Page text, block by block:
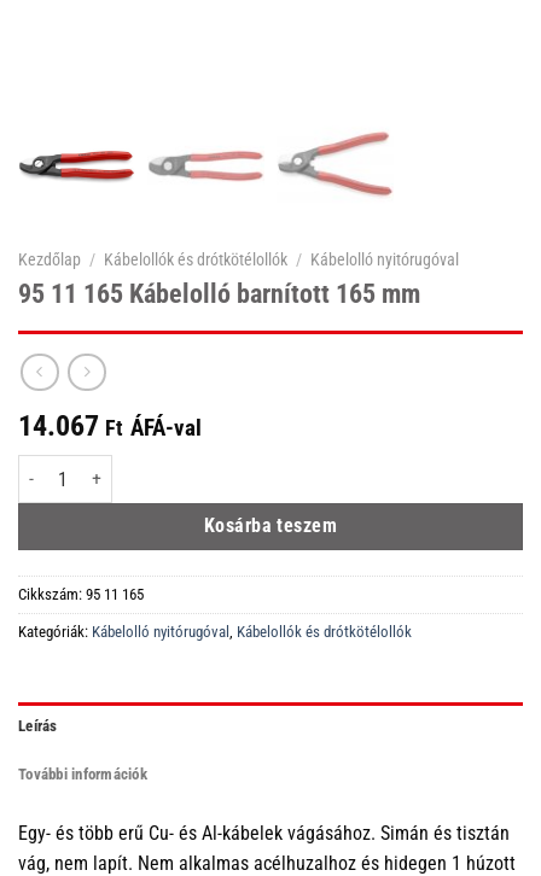
Kezdőlap / Kábelollók és drótkötélollók / Kábelolló nyitórugóval
95 11 165 Kábelolló barnított 165 mm
14.067 Ft ÁFÁ-val
95 11 165 Kábelolló barnított 165 mm mennyiség
Kosárba teszem
Cikkszám: 95 11 165
Kategóriák: Kábelolló nyitórugóval Kábelollók és drótkötélollók
Leírás
További információk
Egy- és több erű Cu- és Al-kábelek vágásához. Simán és tisztán
vág, nem lapít. Nem alkalmas acélhuzalhoz és hidegen 1 húzott